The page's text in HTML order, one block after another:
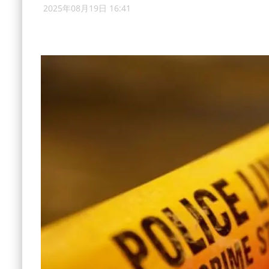
2025年08月19日 16:41